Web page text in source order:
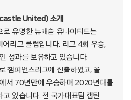
United) 소개
로 유명한 뉴캐슬 유나이티드는
리그 클럽입니다. 리그 4회 우승,
성과를 보유하고 있습니다.
챔피언스리그에 진출하였고, 올
서 70년만에 우승하며 2020년대를
있습니다. 전 국가대표팀 캡틴